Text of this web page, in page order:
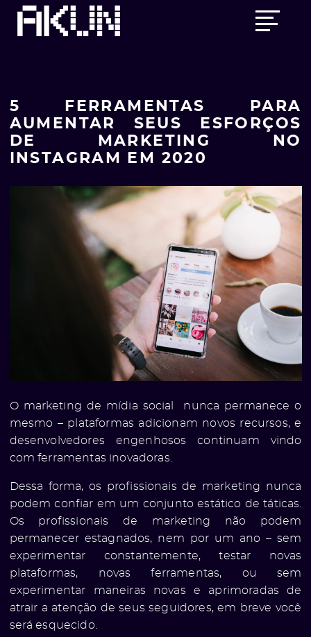
Main
Skip
5 FERRAMENTAS PARA
AUMENTAR SEUS ESFORÇOS
DE MARKETING NO
INSTAGRAM EM 2020
O marketing de mídia social nunca permanece o
mesmo – plataformas adicionam novos recursos, e
desenvolvedores engenhosos continuam vindo
com ferramentas inovadoras.
Dessa forma, os profissionais de marketing nunca
podem confiar em um conjunto estático de táticas.
Os profissionais de marketing não podem
permanecer estagnados, nem por um ano – sem
experimentar constantemente, testar novas
plataformas, novas ferramentas, ou sem
experimentar maneiras novas e aprimoradas de
atrair a atenção de seus seguidores, em breve você
será esquecido.